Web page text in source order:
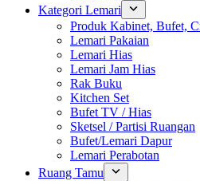
Kategori Lemari
Produk Kabinet, Bufet,
Lemari Pakaian
Lemari Hias
Lemari Jam Hias
Rak Buku
Kitchen Set
Bufet TV / Hias
Sketsel / Partisi Ruangan
Bufet/Lemari Dapur
Lemari Perabotan
Ruang Tamu